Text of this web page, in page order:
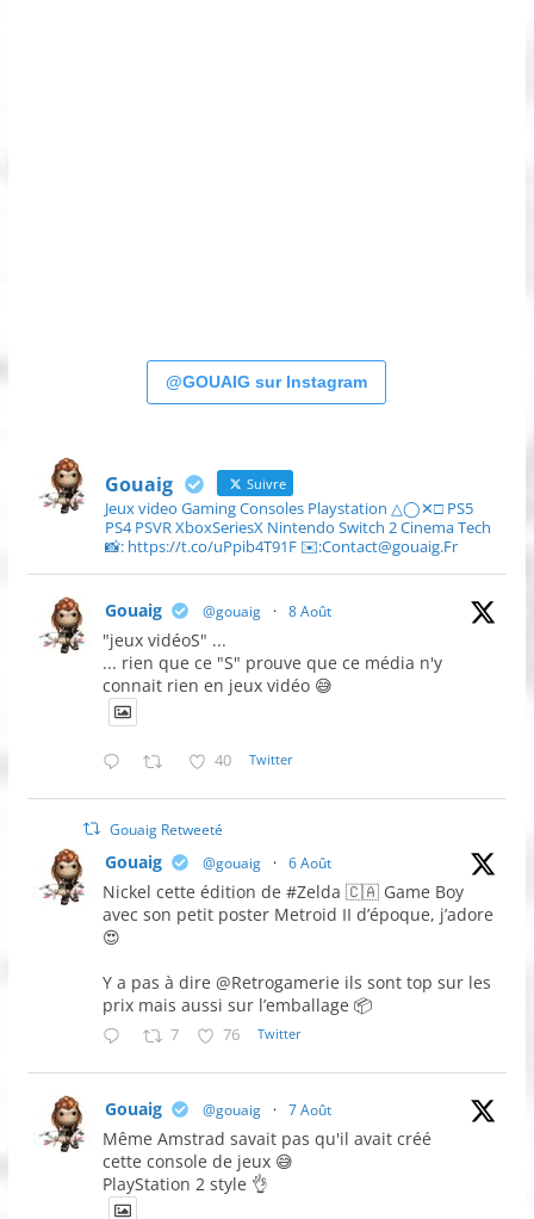
@GOUAIG sur Instagram
Gouaig Suivre
Jeux video Gaming Consoles Playstation △◯✕□ PS5
PS4 PSVR XboxSeriesX Nintendo Switch 2 Cinema Tech
📸: https://t.co/uPpib4T91F ✉️:Contact@gouaig.Fr
Gouaig @gouaig · 8 Août
"jeux vidéoS" ...
... rien que ce "S" prouve que ce média n'y
connait rien en jeux vidéo 😅
40 Twitter
Gouaig Retweeté
Gouaig @gouaig · 6 Août
Nickel cette édition de #Zelda 🇨🇦 Game Boy
avec son petit poster Metroid II d’époque, j’adore
😍
Y a pas à dire @Retrogamerie ils sont top sur les
prix mais aussi sur l’emballage 📦
7 76 Twitter
Gouaig @gouaig · 7 Août
Même Amstrad savait pas qu'il avait créé
cette console de jeux 😅
PlayStation 2 style 👌